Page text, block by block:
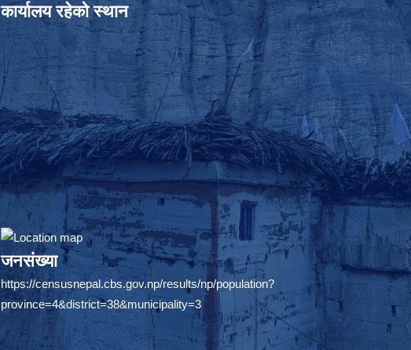
कार्यालय रहेको स्थान
जनसंख्या
https://censusnepal.cbs.gov.np/results/np/population?
province=4&district=38&municipality=3